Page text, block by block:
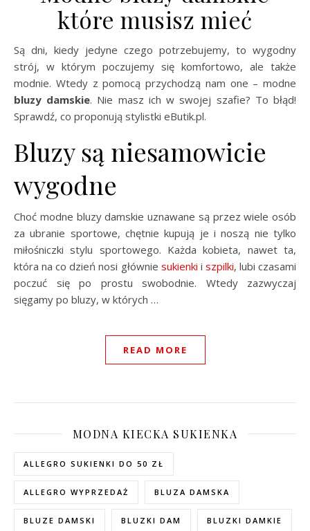
które musisz mieć
Są dni, kiedy jedyne czego potrzebujemy, to wygodny
strój, w którym poczujemy się komfortowo, ale także
modnie. Wtedy z pomocą przychodzą nam one – modne
bluzy damskie. Nie masz ich w swojej szafie? To błąd!
Sprawdź, co proponują stylistki eButik.pl.
Bluzy są niesamowicie
wygodne
Choć modne bluzy damskie uznawane są przez wiele osób
za ubranie sportowe, chętnie kupują je i noszą nie tylko
miłośniczki stylu sportowego. Każda kobieta, nawet ta,
która na co dzień nosi głównie sukienki i szpilki, lubi czasami
poczuć się po prostu swobodnie. Wtedy zazwyczaj
sięgamy po bluzy, w których …
READ MORE
MODNA KIECKA SUKIENKA
ALLEGRO SUKIENKI DO 50 ZŁ
ALLEGRO WYPRZEDAŻ BLUZA DAMSKA
BLUZE DAMSKI BLUZKI DAM BLUZKI DAMKIE